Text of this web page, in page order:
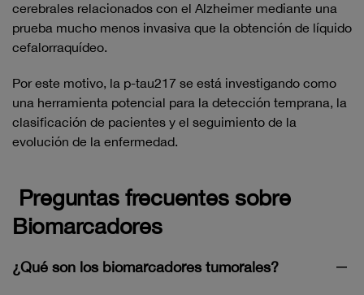
cerebrales relacionados con el Alzheimer mediante una
prueba mucho menos invasiva que la obtención de líquido
cefalorraquídeo.
Por este motivo, la p-tau217 se está investigando como
una herramienta potencial para la detección temprana, la
clasificación de pacientes y el seguimiento de la
evolución de la enfermedad.
Preguntas frecuentes sobre
Biomarcadores
¿Qué son los biomarcadores tumorales?